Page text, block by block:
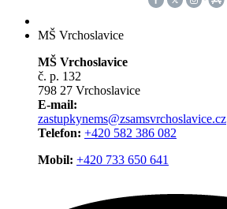
MŠ Vrchoslavice
MŠ Vrchoslavice
č. p. 132
798 27 Vrchoslavice
E-mail:
zastupkynems@zsamsvrchoslavice.cz
Telefon: +420 582 386 082
Mobil: +420 733 650 641